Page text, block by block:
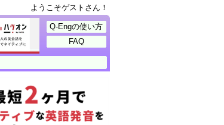
ようこそゲストさん！
Q-Engの使い方
FAQ